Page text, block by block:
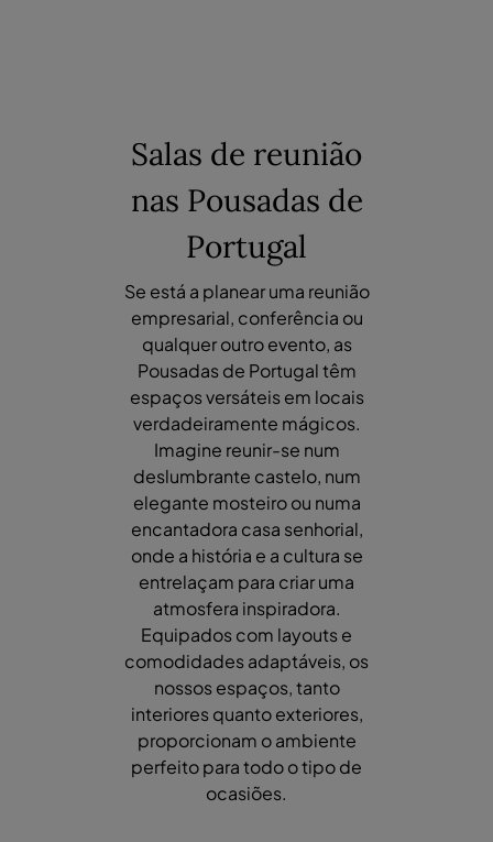
Salas de reunião
nas Pousadas de
Portugal
Se está a planear uma reunião
empresarial, conferência ou
qualquer outro evento, as
Pousadas de Portugal têm
espaços versáteis em locais
verdadeiramente mágicos.
Imagine reunir-se num
deslumbrante castelo, num
elegante mosteiro ou numa
encantadora casa senhorial,
onde a história e a cultura se
entrelaçam para criar uma
atmosfera inspiradora.
Equipados com layouts e
comodidades adaptáveis, os
nossos espaços, tanto
interiores quanto exteriores,
proporcionam o ambiente
perfeito para todo o tipo de
ocasiões.